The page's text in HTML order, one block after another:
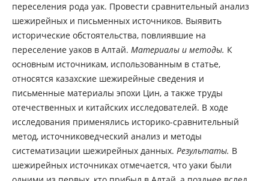
переселения рода уак. Провести сравнительный анализ
шежирейных и письменных источников. Выявить
исторические обстоятельства, повлиявшие на
переселение уаков в Алтай. Материалы и методы. К
основным источникам, использованным в статье,
относятся казахские шежирейные сведения и
письменные материалы эпохи Цин, а также труды
отечественных и китайских исследователей. В ходе
исследования применялись историко-сравнительный
метод, источниковедческий анализ и методы
систематизации шежирейных данных. Результаты. В
шежирейных источниках отмечается, что уаки были